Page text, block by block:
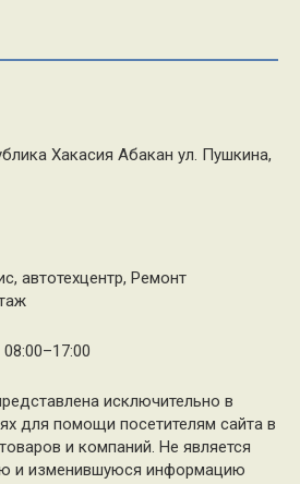
Хакасия Абакан ул. Пушкина,
автотехцентр, Ремонт
исключительно в
для помощи посетителям сайта в
и компаний. Не является
и изменившуюся информацию